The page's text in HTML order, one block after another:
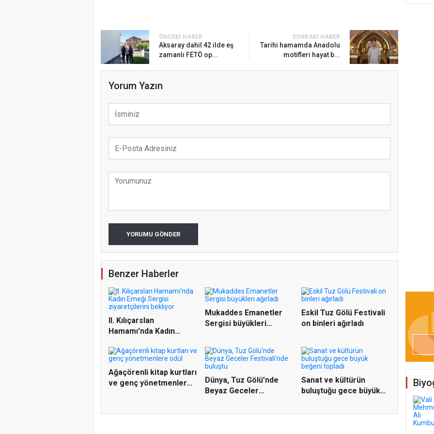
ÖNCEKI HABER
Aksaray dahil 42 ilde eş
zamanlı FETÖ op...
SONRAKI HABER
Tarihi hamamda Anadolu
motifleri hayat b...
Yorum Yazın
YORUMU GÖNDER
Benzer Haberler
II. Kılıçarslan
Hamamı'nda Kadın
Mukaddes Emanetler
Sergisi büyükleri
Eskil Tuz Gölü Festivali
on binleri ağırladı
Ağaçörenli kitap kurtları
ve genç yönetmenler...
Dünya, Tuz Gölü’nde
Beyaz Geceler
Sanat ve kültürün
buluştuğu gece büyük